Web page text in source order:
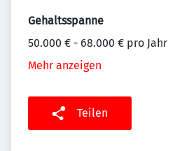
Gehaltsspanne
50.000 € - 68.000 € pro Jahr
Mehr anzeigen
Teilen